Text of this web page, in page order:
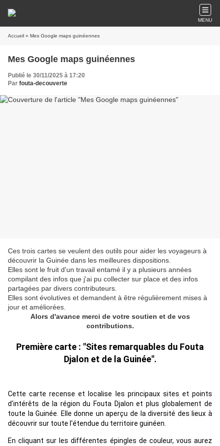
MENU
Accueil » Mes Google maps guinéennes
Mes Google maps guinéennes
Publié le 30/11/2025 à 17:20
Par fouta-decouverte
Ces trois cartes se veulent des outils pour aider les voyageurs à
découvrir la Guinée dans les meilleures dispositions.
Elles sont le fruit d'un travail entamé il y a plusieurs années
compilant des infos que j'ai pu collecter sur place et des infos
partagées par divers contributeurs.
Elles sont évolutives et demandent à être régulièrement mises à
jour et améliorées.
Alors d'avance merci de votre soutien et de vos
contributions.
Première carte : "Sites remarquables du Fouta
Djalon et de la Guinée".
Cette carte recense et localise les principaux sites et points
d'intérêts de la région du Fouta Djalon et plus globalement de
toute la Guinée. Elle donne un aperçu de la diversité des lieux à
découvrir sur toute l'étendue du territoire guinéen.
En cliquant sur les différentes épingles de couleur, vous aurez